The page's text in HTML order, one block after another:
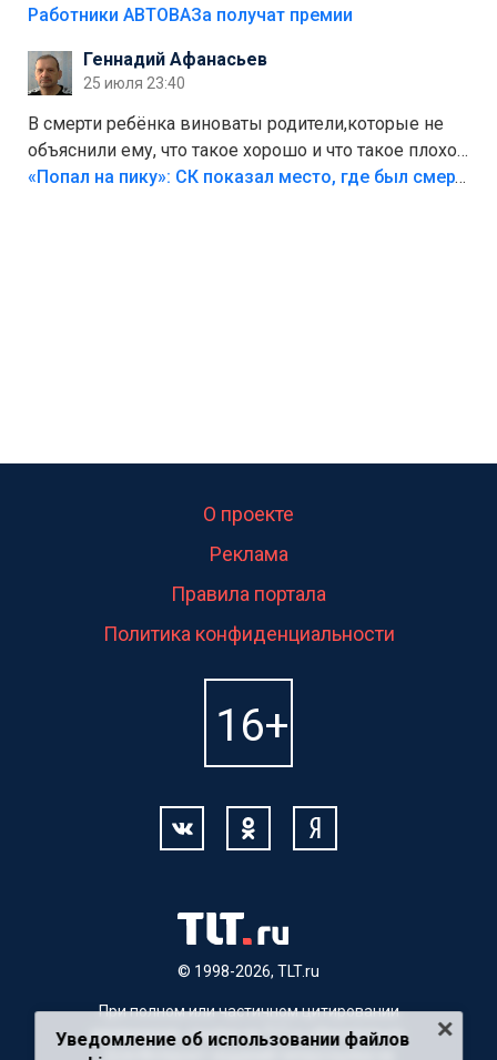
на предприятии.
Работники АВТОВАЗа получат премии
Геннадий Афанасьев
25 июля 23:40
В смерти ребёнка виноваты родители,которые не
объяснили ему, что такое хорошо и что такое плохо!
Лезть через такой забор,верх безумия,есть же
«Попал на пику»: СК показал место, где был смертельно травмирован ребенок в Тольятти
© 1998-2026, TLT.ru
О проекте
Реклама
Правила портала
Политика конфиденциальности
При полном или частичном цитировании
материалов, ссылка на TLT.ru обязательна.
Для Интернет-изданий гиперссылка на
Уведомление об использовании файлов